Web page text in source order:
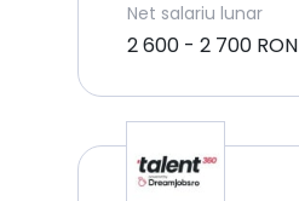
Net salariu lunar
2 600 - 2 700 RON